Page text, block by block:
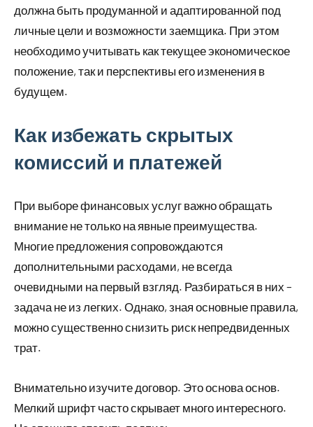
должна быть продуманной и адаптированной под
личные цели и возможности заемщика. При этом
необходимо учитывать как текущее экономическое
положение, так и перспективы его изменения в
будущем.
Как избежать скрытых
комиссий и платежей
При выборе финансовых услуг важно обращать
внимание не только на явные преимущества.
Многие предложения сопровождаются
дополнительными расходами, не всегда
очевидными на первый взгляд. Разбираться в них –
задача не из легких. Однако, зная основные правила,
можно существенно снизить риск непредвиденных
трат.
Внимательно изучите договор. Это основа основ.
Мелкий шрифт часто скрывает много интересного.